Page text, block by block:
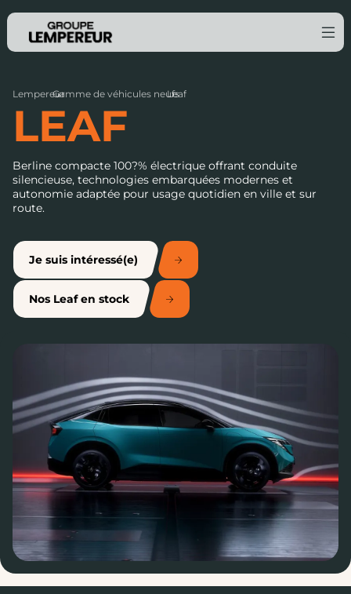
Lempereur
›
Gamme de véhicules neufs
›
Leaf
LEAF
Berline compacte 100?% électrique offrant conduite
silencieuse, technologies embarquées modernes et
autonomie adaptée pour usage quotidien en ville et sur
route.
Je suis intéressé(e)
Nos Leaf en stock